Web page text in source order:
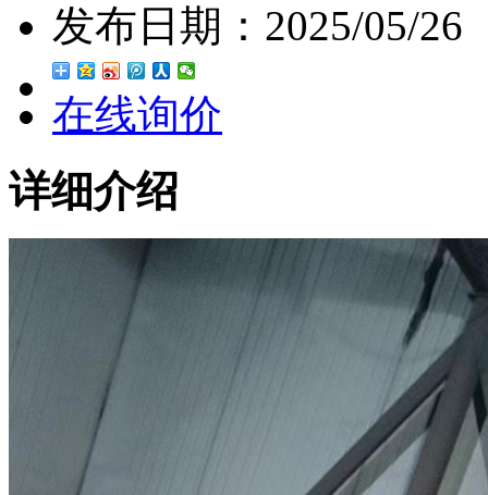
发布日期： 2025/05/26
在线询价
详细介绍